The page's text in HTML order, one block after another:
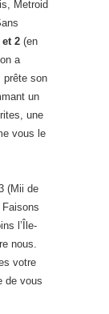
Metroid
2 (en
a
prête son
un
une
vous le
(Mii de
l’Île-
nous.
votre
de vous